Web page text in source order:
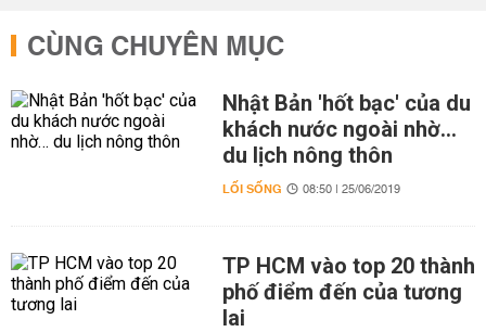
CÙNG CHUYÊN MỤC
Nhật Bản 'hốt bạc' của du
khách nước ngoài nhờ…
du lịch nông thôn
LỐI SỐNG 08:50 | 25/06/2019
TP HCM vào top 20 thành
phố điểm đến của tương
lai